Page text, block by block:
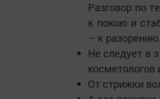
Разговор по
к покою и
– к разорению.
Не следует в
косметологов
От стрижки